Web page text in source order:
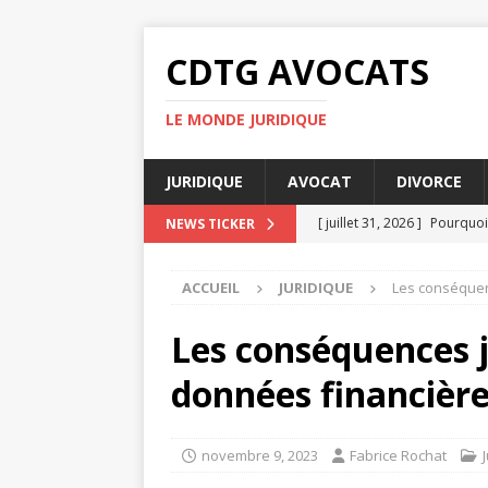
CDTG AVOCATS
LE MONDE JURIDIQUE
JURIDIQUE AVOCAT DIVORCE
NEWS TICKER [ juillet 31, 2026 ]
[ juillet 23, 2026 ] Taxe
[ juillet 19, 2026 ]
[ août 4, 2026 ]
UFR
ACCUEIL JURIDIQUE Les
Les
données
novembre 9, 2023 Fabrice Rochat